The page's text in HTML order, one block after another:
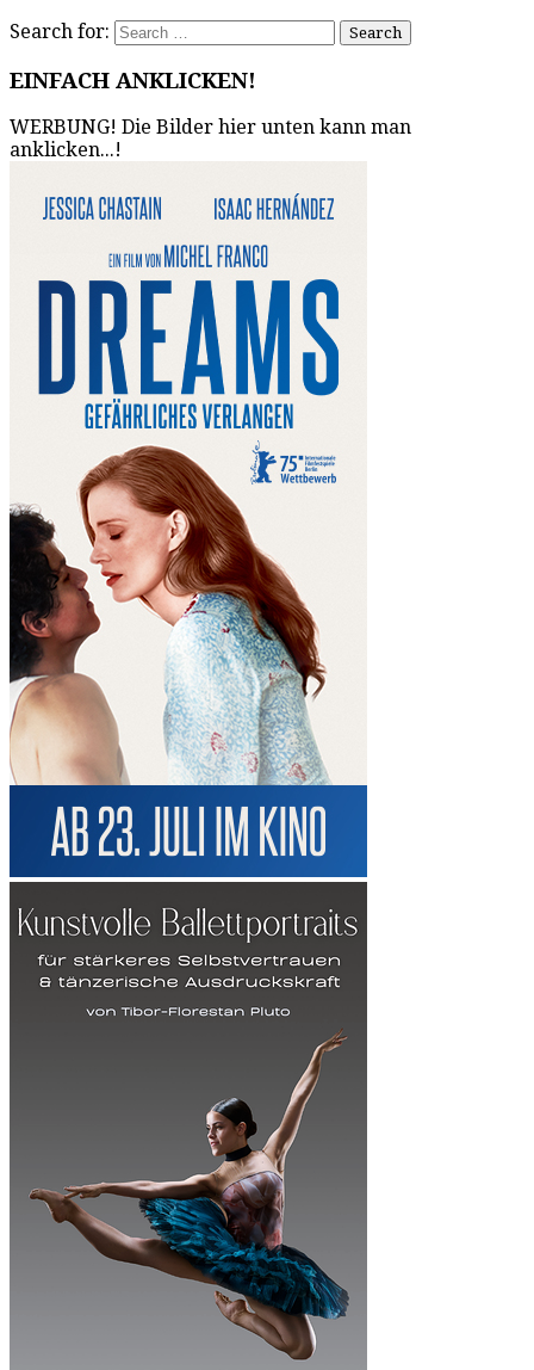
Search for:
EINFACH ANKLICKEN!
WERBUNG! Die Bilder hier unten kann man
anklicken...!